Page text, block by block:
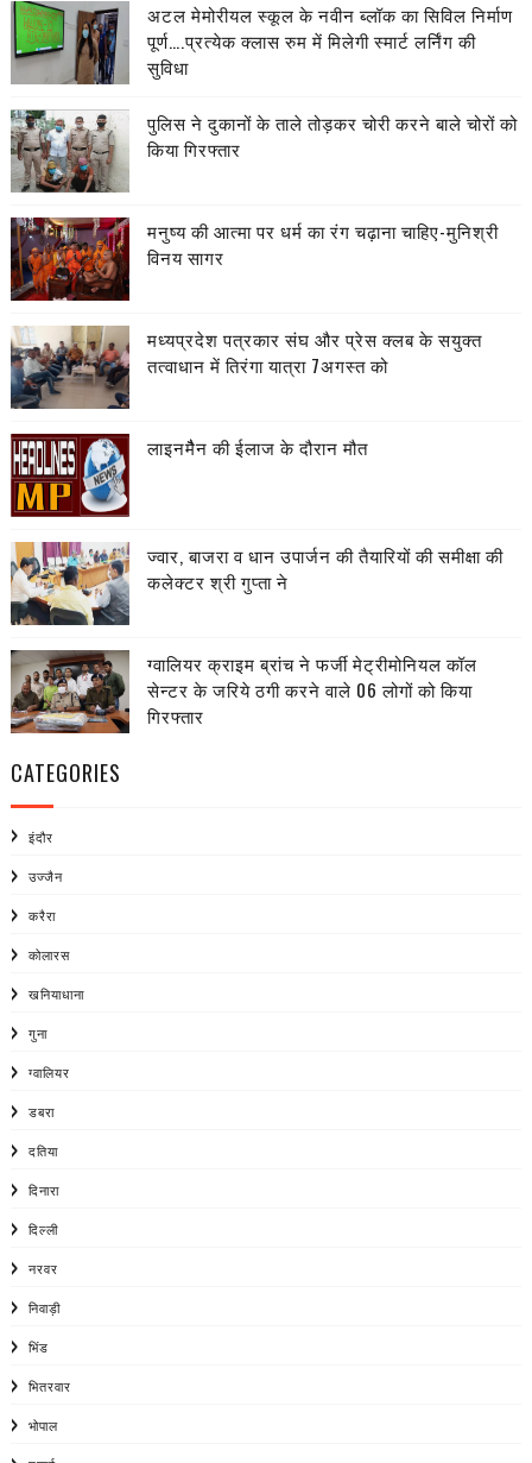
अटल मेमोरीयल स्कूल के नवीन ब्लॉक का सिविल निर्माण
पूर्ण….प्रत्येक क्लास रुम में मिलेगी स्मार्ट लर्निंग की
सुविधा
पुलिस ने दुकानों के ताले तोड़कर चोरी करने बाले चोरों को
किया गिरफ्तार
मनुष्य की आत्मा पर धर्म का रंग चढ़ाना चाहिए-मुनिश्री
विनय सागर
मध्यप्रदेश पत्रकार संघ और प्रेस क्लब के सयुक्त
तत्वाधान में तिरंगा यात्रा 7अगस्त को
लाइनमैैन की ईलाज के दौरान मौत
ज्वार, बाजरा व धान उपार्जन की तैयारियों की समीक्षा की
कलेक्टर श्री गुप्ता ने
ग्वालियर क्राइम ब्रांच ने फर्जी मेट्रीमोनियल कॉल
सेन्टर के जरिये ठगी करने वाले 06 लोगों को किया
गिरफ्तार
CATEGORIES
इंदौर
उज्जैन
करैरा
कोलारस
खनियाधाना
गुना
ग्वालियर
डबरा
दतिया
दिनारा
दिल्ली
नरवर
निवाड़ी
भिंड
भितरवार
भोपाल